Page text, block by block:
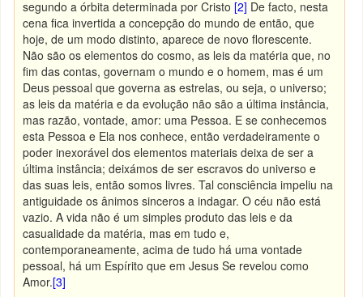
segundo a órbita determinada por Cristo[2] De facto, nesta
cena fica invertida a concepção do mundo de então, que
hoje, de um modo distinto, aparece de novo florescente.
Não são os elementos do cosmo, as leis da matéria que, no
fim das contas, governam o mundo e o homem, mas é um
Deus pessoal que governa as estrelas, ou seja, o universo;
as leis da matéria e da evolução não são a última instância,
mas razão, vontade, amor: uma Pessoa. E se conhecemos
esta Pessoa e Ela nos conhece, então verdadeiramente o
poder inexorável dos elementos materiais deixa de ser a
última instância; deixámos de ser escravos do universo e
das suas leis, então somos livres. Tal consciência impeliu na
antiguidade os ânimos sinceros a indagar. O céu não está
vazio. A vida não é um simples produto das leis e da
casualidade da matéria, mas em tudo e,
contemporaneamente, acima de tudo há uma vontade
pessoal, há um Espírito que em Jesus Se revelou como
Amor.[3]